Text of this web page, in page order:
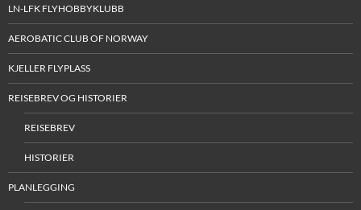
LN-LFK FLYHOBBYKLUBB
AEROBATIC CLUB OF NORWAY
KJELLER FLYPLASS
REISEBREV OG HISTORIER
REISEBREV
HISTORIER
PLANLEGGING